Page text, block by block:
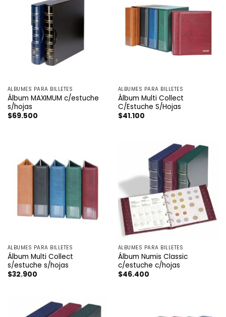
ÁLBUMES PARA BILLETES
Álbum MAXIMUM c/estuche
s/hojas
$69.500
ÁLBUMES PARA BILLETES
Álbum Multi Collect
C/Estuche S/Hojas
$41.100
ÁLBUMES PARA BILLETES
Álbum Multi Collect
s/estuche s/hojas
$32.900
ÁLBUMES PARA BILLETES
Álbum Numis Classic
c/estuche c/hojas
$46.400